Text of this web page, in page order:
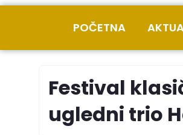
POČETNA
Festival
ugledni trio